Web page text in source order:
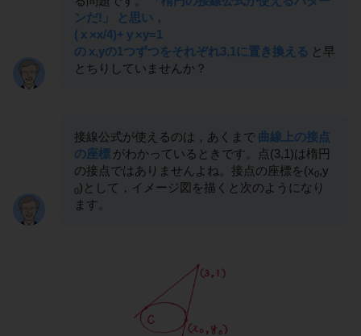
ンだ!」
と思い，
( x ×x/4)+ y ×y=1
の x,yの1つずつをそれぞれ3,1に置き換える と早
とちりしていませんか？
接線公式が使えるのは，あくまで 曲線上の接点
の座標 がわかっているときです。点(3,1)は楕円
の接点ではありませんよね。接点の座標を(x0,y
0)として，イメージ図を描くと次のようになり
ます。